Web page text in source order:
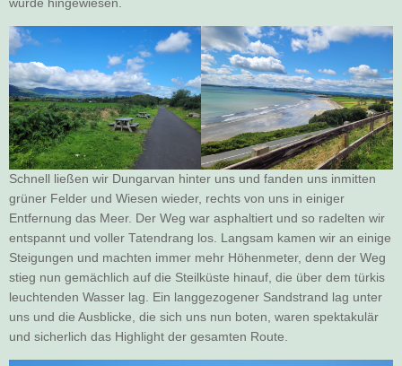
wurde hingewiesen.
Schnell ließen wir Dungarvan hinter uns und fanden uns inmitten
grüner Felder und Wiesen wieder, rechts von uns in einiger
Entfernung das Meer. Der Weg war asphaltiert und so radelten wir
entspannt und voller Tatendrang los. Langsam kamen wir an einige
Steigungen und machten immer mehr Höhenmeter, denn der Weg
stieg nun gemächlich auf die Steilküste hinauf, die über dem türkis
leuchtenden Wasser lag. Ein langgezogener Sandstrand lag unter
uns und die Ausblicke, die sich uns nun boten, waren spektakulär
und sicherlich das Highlight der gesamten Route.